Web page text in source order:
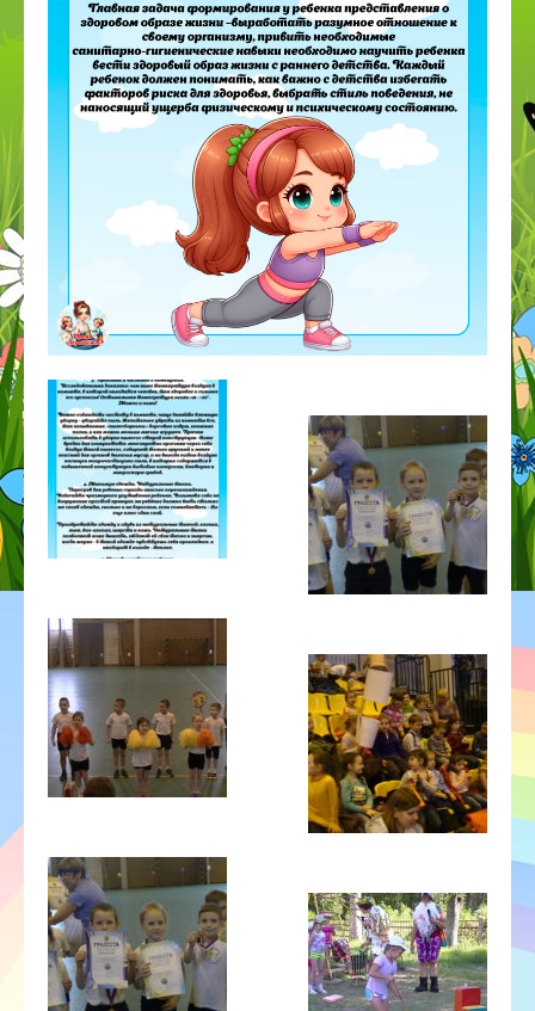
ВСОКО
Организация питания в СП
Наставничество
День эколят
ГОД ДОШКОЛЬНОГО ОБРАЗОВАНИЯ
ГО ЧС